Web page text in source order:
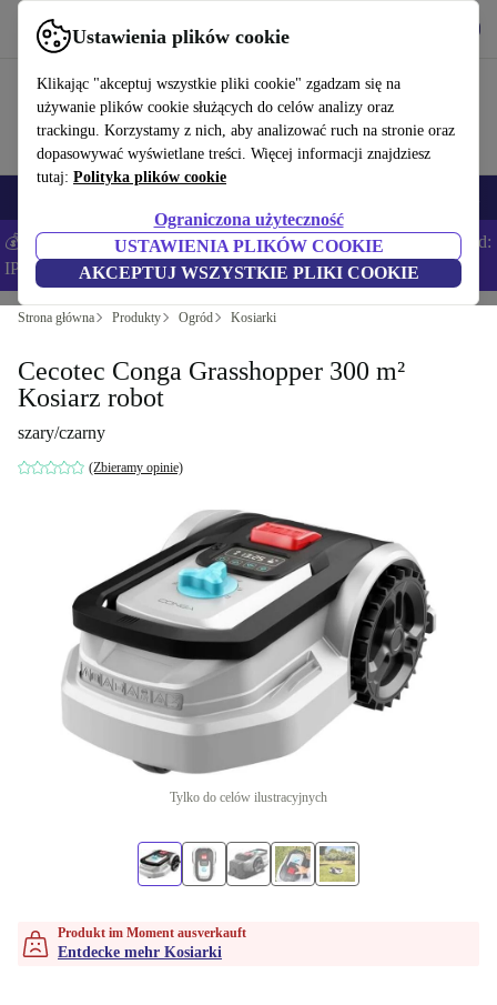
Ustawienia plików cookie
Klikając "akceptuj wszystkie pliki cookie" zgadzam się na
używanie plików cookie służących do celów analizy oraz
trackingu. Korzystamy z nich, aby analizować ruch na stronie oraz
dopasowywać wyświetlane treści. Więcej informacji znajdziesz
tutaj: Polityka plików cookie
Ograniczona użyteczność
USTAWIENIA PLIKÓW COOKIE
AKCEPTUJ WSZYSTKIE PLIKI COOKIE
Korzystaj z refurbed szybko i łatwo
💰Zaoszczędź DODATKOWE 5% na wszystkich iPhone’ach – Kod:
IPHONEDEAL –Regulamin
Strona główna Produkty Ogród Kosiarki
Cecotec Conga Grasshopper 300 m²
Kosiarz robot
szary/czarny
(Zbieramy opinie)
Tylko do celów ilustracyjnych
Produkt im Moment ausverkauft
Entdecke mehr Kosiarki